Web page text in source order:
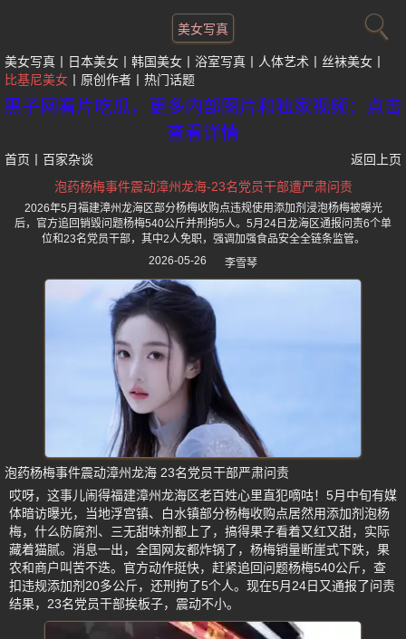
美女写真
美女写真 日本美女 韩国美女 浴室写真 人体艺术
丝袜美女
比基尼美女
原创作者 热门话题
黑子网看片吃瓜，更多内部图片和独家视频：点击
查看详情
首页 百家杂谈
返回上页
泡药杨梅事件震动漳州龙海-23名党员干部遭严肃问责
2026年5月福建漳州龙海区部分杨梅收购点违规使用添加剂浸泡杨梅被曝光
后，官方追回销毁问题杨梅540公斤并刑拘5人。5月24日龙海区通报问责6个单
位和23名党员干部，其中2人免职，强调加强食品安全全链条监管。
2026-05-26
李雪琴
泡药杨梅事件震动漳州龙海 23名党员干部严肃问责
哎呀，这事儿闹得福建漳州龙海区老百姓心里直犯嘀咕！5月中旬有媒
体暗访曝光，当地浮宫镇、白水镇部分杨梅收购点居然用添加剂泡杨
梅，什么防腐剂、三无甜味剂都上了，搞得果子看着又红又甜，实际
藏着猫腻。消息一出，全国网友都炸锅了，杨梅销量断崖式下跌，果
农和商户叫苦不迭。官方动作挺快，赶紧追回问题杨梅540公斤，查
扣违规添加剂20多公斤，还刑拘了5个人。现在5月24日又通报了问责
结果，23名党员干部挨板子，震动不小。